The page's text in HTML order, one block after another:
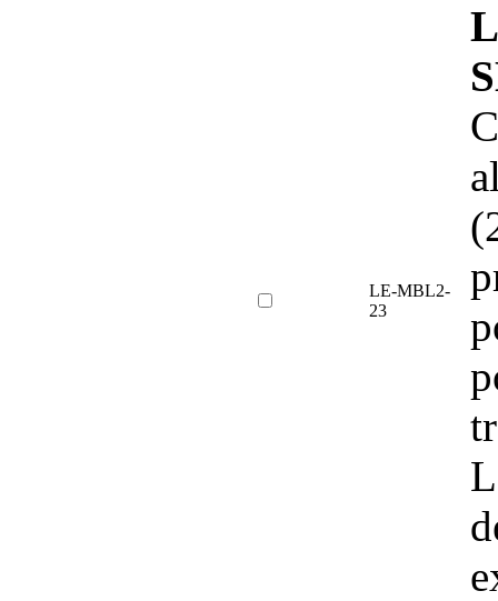
LE-MBL2-
23